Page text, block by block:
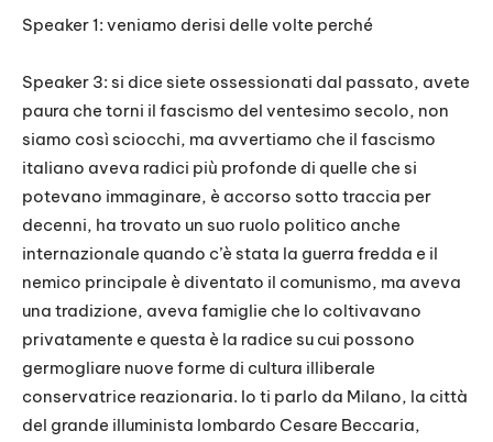
Speaker 1: veniamo derisi delle volte perché
Speaker 3: si dice siete ossessionati dal passato, avete
paura che torni il fascismo del ventesimo secolo, non
siamo così sciocchi, ma avvertiamo che il fascismo
italiano aveva radici più profonde di quelle che si
potevano immaginare, è accorso sotto traccia per
decenni, ha trovato un suo ruolo politico anche
internazionale quando c’è stata la guerra fredda e il
nemico principale è diventato il comunismo, ma aveva
una tradizione, aveva famiglie che lo coltivavano
privatamente e questa è la radice su cui possono
germogliare nuove forme di cultura illiberale
conservatrice reazionaria. Io ti parlo da Milano, la città
del grande illuminista lombardo Cesare Beccaria,